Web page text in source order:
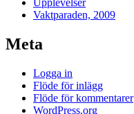
Vaktparaden, 2009
Meta
Logga in
Flöde för inlägg
Flöde för kommentarer
WordPress.org